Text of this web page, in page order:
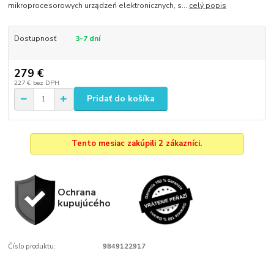
mikroprocesorowych urządzeń elektronicznych, s... celý popis
Dostupnosť 3-7 dní
279 €
227 € bez DPH
Pridať do košíka
Tento mesiac zakúpili 2 zákazníci.
Ochrana
kupujúcého
Číslo produktu: 9849122917